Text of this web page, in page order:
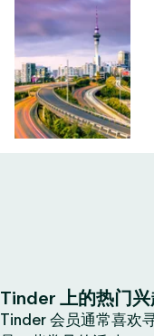
Tinder 上的热门
Tinder 会员通常喜欢